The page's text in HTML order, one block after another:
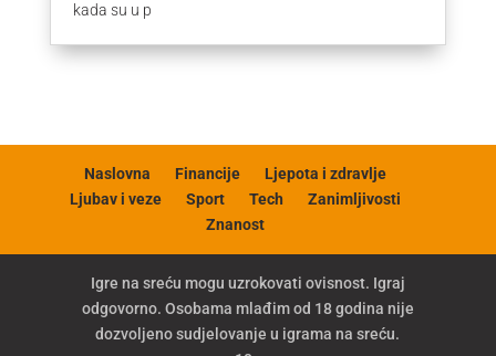
kada su u p
Naslovna Financije
Ljepota i zdravlje
Ljubav i veze
Sport Tech
Zanimljivosti
Znanost
Igre na sreću mogu uzrokovati ovisnost. Igraj
odgovorno. Osobama mlađim od 18 godina nije
dozvoljeno sudjelovanje u igrama na sreću.